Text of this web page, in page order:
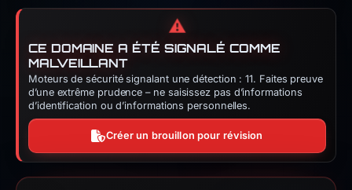
⚠️
CE DOMAINE A ÉTÉ SIGNALÉ COMME
MALVEILLANT
Moteurs de sécurité signalant une détection : 11. Faites preuve
d’une extrême prudence – ne saisissez pas d’informations
d’identification ou d’informations personnelles.
Créer un brouillon pour révision